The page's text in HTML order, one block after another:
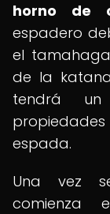
horno de
espadero
el
de la
tendrá
espada.
Una vez